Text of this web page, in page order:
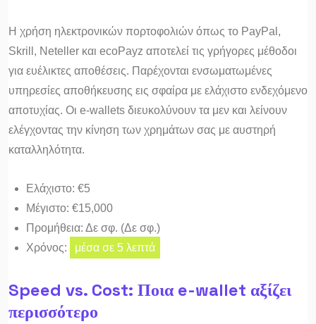
Η χρήση ηλεκτρονικών πορτοφολιών όπως το PayPal,
Skrill, Neteller και ecoPayz αποτελεί τις γρήγορες μέθοδοι
για ευέλικτες αποθέσεις. Παρέχονται ενσωματωμένες
υπηρεσίες αποθήκευσης εις σφαίρα με ελάχιστο ενδεχόμενο
αποτυχίας. Οι e-wallets διευκολύνουν τα μεν και λείνουν
ελέγχοντας την κίνηση των χρημάτων σας με αυστηρή
καταλληλότητα.
Ελάχιστο: €5
Μέγιστο: €15,000
Προμήθεια: Δε σφ. (Δε σφ.)
Χρόνος:
μέσα σε 5 λεπτά
Speed vs. Cost: Ποια e-wallet αξίζει
περισσότερο